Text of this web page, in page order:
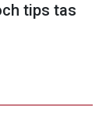
tips tas